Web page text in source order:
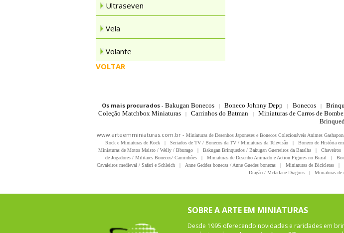
Ultraseven
Vela
Volante
VOLTAR
Os mais procurados- Bakugan Bonecos | Boneco Johnny Depp | Bonecos |
Coleção Matchbox Miniaturas
| Carrinhos do Batman | Miniaturas de Carros de
www.arteemminiaturas.com.br - Miniaturas de Desenhos Japoneses e Bonecos Colecionáveis Animes
Rock e Miniaturas de Rock
| Seriados de TV / Bonecos da TV / Miniaturas da Televisão | Boneco de História
Miniaturas de Motos Maisto / Welly / Bburago
| Bakugan Brinquedos / Bakugan Guerreiros da Batalha | Chaveiros
de Jogadores / Militares Bonecos/ Caminhões
| Miniaturas de Desenho Animado e Action Figures no Brasil |
Cavaleiros medieval / Safari e Schleich
| Anne Geddes bonecas / Anne Guedes bonecas | Miniaturas de Bicicletas |
Dragão / Mcfarlane Dragons
| Miniaturas de
SOBRE A ARTE EM MINIATURAS
Desde 1995 oferecendo novidades e raridades em